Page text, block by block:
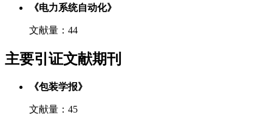
《电力系统自动化》
文献量：44
主要引证文献期刊
《包装学报》
文献量：45